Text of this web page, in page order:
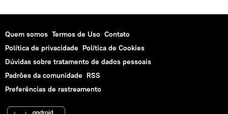
Quem somos Termos de Uso Contato
Política de privacidade Política de Cookies
Dúvidas sobre tratamento de dados pessoais
Padrões da comunidade RSS
Preferências de rastreamento